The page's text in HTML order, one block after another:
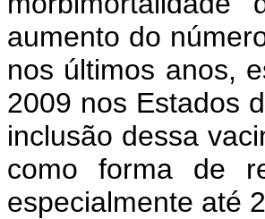
aumento do
nos últimos anos,
2009 nos Estados
inclusão dessa
como forma de
especialmente até